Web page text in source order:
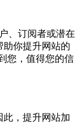
、订阅者或潜在
你提升网站的
您，值得您的信
此，提升网站加